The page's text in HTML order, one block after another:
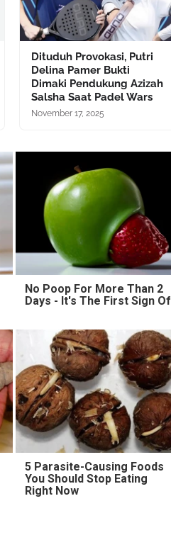
Dituduh Provokasi, Putri
Delina Pamer Bukti
Dimaki Pendukung Azizah
Salsha Saat Padel Wars
November 17, 2025
No Poop For More Than 2
Days - It's The First Sign Of
5 Parasite-Causing Foods
You Should Stop Eating
Right Now